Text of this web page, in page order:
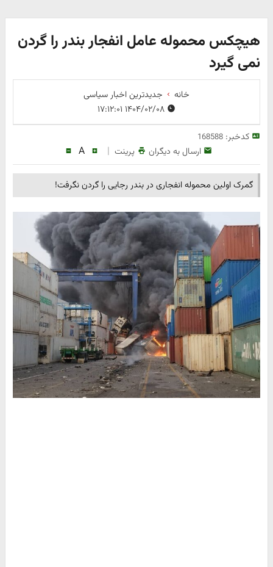
هیچکس محموله عامل انفجار بندر را گردن
نمی گیرد
خانه
جدیدترین اخبار سیاسی
۱۴۰۴/۰۲/۰۸ ۱۷:۱۲:۰۱
کدخبر:168588
ارسال به دیگران پرینت |
A
گمرک اولین محموله انفجاری در بندر رجایی را گردن نگرفت!